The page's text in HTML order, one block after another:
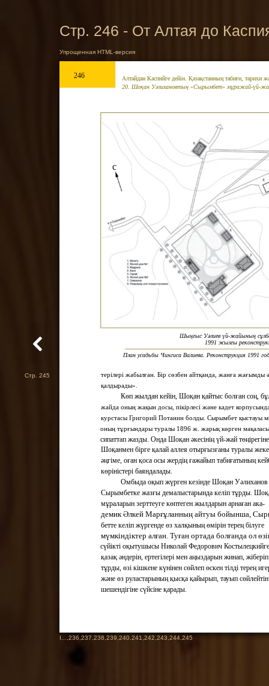
Стр. 246 - От Алтая до
Упрощенная HTML-версия
246
терілері жабылған. Бір сөзбен айтқанда, жанға жағымды
қалдырады».
Көп жылдан кейін, Шоқан қайтыс болған соң,
жайда оның жақын досы, пікірлесі және кадет
курстасы Григорий Потанин болды. Сырымбет қыстауы
оның тұрғындары туралы 1896 ж. жарық көрген
сипаттап жазды. Онда Шоқан әкесінің үй-жай төңірегіне
Шоқанмен бірге қалай аллея отырғызғаны туралы жеке
әңгіме, оған қоса осы жердің ғажайып табиғатының
көріністері баяндалады.
Омбыда оқып жүрген кезінде Шоқан Уәлиханов
Сырымбетке жазғы демалыстарында келіп тұрды.
мұраларын зерттеуге көптеген жылдарын арнаған ака-
демик Әлкей Марғұланның айтуы бойынша,
бетте келіп жүргенде өз халқының өмірін терең білуге
мүмкіндіктер алған. Туған ортада болғанда ол
сүйікті оқытушысы Николай Федорович Костылецкийге
қазақ әндерін, ертегілері мен аңыздарын жинап, жіберіп
тұрды, өзі кішкене күнінен сөйлеп өскен тілді терең
және өз руластарының қысқа қайырып, тауып сөйлейтін
шешендігіне сүйсіне қарады.
Шыңғыс Уәлиев үй-жайының
1991 жылғы
План усадьбы Чингиса Валиева. Реконструкция 1991
с
Алтайдан Каспийге дейін. Қазақстанның табиғи, тарихи
20. Шоқан Уәлихановтың «Сырымбет» мұражай-үй-
Стр. 245
I ...,236 ,237 ,238 ,239 ,240 ,241 ,242 ,243 ,244 ,245